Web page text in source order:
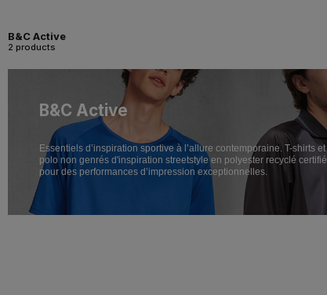
B&C Active
2 products
B&C Active
Essentiels d’inspiration sportive à l’allure contemporaine. T-shirts et
polo non genrés d'inspiration streetstyle en polyester recyclé certifié,
pour des performances d’impression exceptionnelles.